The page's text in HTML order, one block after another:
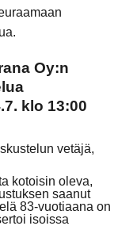
Oy:n
klo 13:00
vetäjä,
kotoisin oleva,
saanut
83-vuotiaana on
isoissa